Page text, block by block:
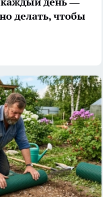
делать, чтобы